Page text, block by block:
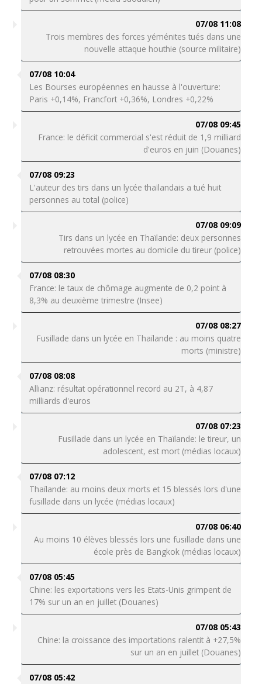
07/08 11:08
Trois membres des forces yéménites tués dans une
nouvelle attaque houthie (source militaire)
07/08 10:04
Les Bourses européennes en hausse à l'ouverture:
Paris +0,14%, Francfort +0,36%, Londres +0,22%
07/08 09:45
France: le déficit commercial s'est réduit de 1,9 milliard
d'euros en juin (Douanes)
07/08 09:23
L'auteur des tirs dans un lycée thaïlandais a tué huit
personnes au total (police)
07/08 09:09
Tirs dans un lycée en Thaïlande: deux personnes
retrouvées mortes au domicile du tireur (police)
07/08 08:30
France: le taux de chômage augmente de 0,2 point à
8,3% au deuxième trimestre (Insee)
07/08 08:27
Fusillade dans un lycée en Thaïlande : au moins quatre
morts (ministre)
07/08 08:08
Allianz: résultat opérationnel record au 2T, à 4,87
milliards d'euros
07/08 07:23
Fusillade dans un lycée en Thaïlande: le tireur, un
adolescent, est mort (médias locaux)
07/08 07:12
Thaïlande: au moins deux morts et 15 blessés lors d'une
fusillade dans un lycée (médias locaux)
07/08 06:40
Au moins 10 élèves blessés lors une fusillade dans une
école près de Bangkok (médias locaux)
07/08 05:45
Chine: les exportations vers les Etats-Unis grimpent de
17% sur un an en juillet (Douanes)
07/08 05:43
Chine: la croissance des importations ralentit à +27,5%
sur un an en juillet (Douanes)
07/08 05:42